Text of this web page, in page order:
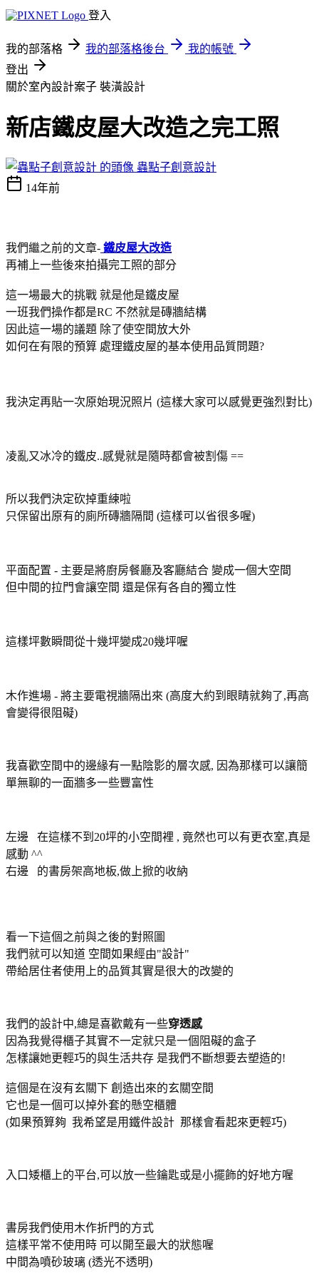
登入
我的部落格 我的部落格後台
我的帳號
登出
關於室內設計案子 裝潢設計
新店鐵皮屋大改造之完工照
蟲點子創意設計
14年前
我們繼之前的文章- 鐵皮屋大改造
再補上一些後來拍攝完工照的部分
這一場最大的挑戰 就是他是鐵皮屋
一班我們操作都是RC 不然就是磚牆結構
因此這一場的議題 除了使空間放大外
如何在有限的預算 處理鐵皮屋的基本使用品質問題?
我決定再貼一次原始現況照片 (這樣大家可以感覺更強烈對比)
凌亂又冰冷的鐵皮..感覺就是隨時都會被割傷 ==
所以我們決定砍掉重練啦
只保留出原有的廁所磚牆隔間 (這樣可以省很多喔)
平面配置 - 主要是將廚房餐廳及客廳結合 變成一個大空間
但中間的拉門會讓空間 還是保有各自的獨立性
這樣坪數瞬間從十幾坪變成20幾坪喔
木作進場 - 將主要電視牆隔出來 (高度大約到眼睛就夠了,再高
會變得很阻礙)
我喜歡空間中的邊緣有一點陰影的層次感, 因為那樣可以讓簡
單無聊的一面牆多一些豐富性
左邊 在這樣不到20坪的小空間裡 , 竟然也可以有更衣室,真是
感動 ^^
右邊 的書房架高地板,做上掀的收納
看一下這個之前與之後的對照圖
我們就可以知道 空間如果經由"設計"
帶給居住者使用上的品質其實是很大的改變的
我們的設計中,總是喜歡戴有一些穿透感
因為我覺得櫃子其實不一定就只是一個阻礙的盒子
怎樣讓她更輕巧的與生活共存 是我們不斷想要去塑造的!
這個是在沒有玄關下 創造出來的玄關空間
它也是一個可以掉外套的懸空櫃體
(如果預算夠 我希望是用鐵件設計 那樣會看起來更輕巧)
入口矮櫃上的平台,可以放一些鑰匙或是小擺飾的好地方喔
書房我們使用木作折門的方式
這樣平常不使用時 可以開至最大的狀態喔
中間為噴砂玻璃 (透光不透明)